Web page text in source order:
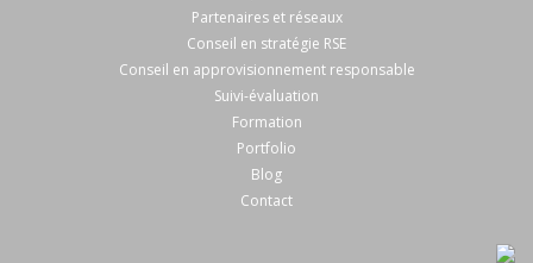
Partenaires et réseaux
Conseil en stratégie RSE
Conseil en approvisionnement responsable
Suivi-évaluation
Formation
Portfolio
Blog
Contact